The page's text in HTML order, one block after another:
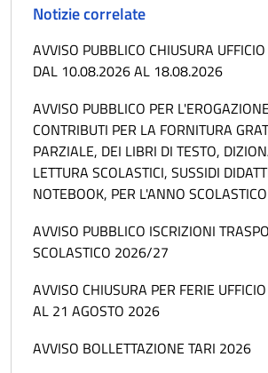
Notizie correlate
AVVISO PUBBLICO CHIUSURA
DAL 10.08.2026 AL 18.08.2026
AVVISO PUBBLICO PER
CONTRIBUTI PER LA FORNITURA
PARZIALE, DEI LIBRI DI TESTO,
LETTURA SCOLASTICI, SUSSIDI
NOTEBOOK, PER L'ANNO
AVVISO PUBBLICO ISCRIZIONI
SCOLASTICO 2026/27
AVVISO CHIUSURA PER FERIE
AL 21 AGOSTO 2026
AVVISO BOLLETTAZIONE TARI 2026